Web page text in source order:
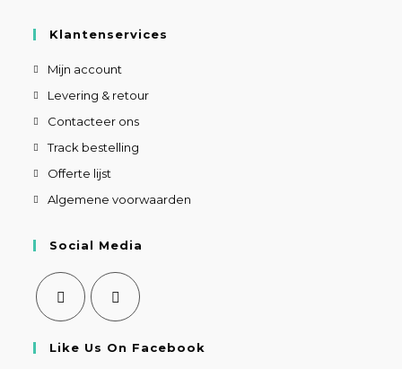
Klantenservices
Mijn account
Levering & retour
Contacteer ons
Track bestelling
Offerte lijst
Algemene voorwaarden
Social Media
Like Us On Facebook